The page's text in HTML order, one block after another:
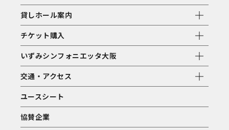
貸しホール案内
チケット購入
いずみシンフォニエッタ大阪
交通・アクセス
ユースシート
協賛企業